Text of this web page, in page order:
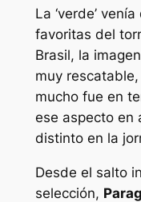
La ‘verde’
favoritas del
Brasil, la
muy
mucho fue en
ese aspecto en
distinto en la
Desde el salto
selección,